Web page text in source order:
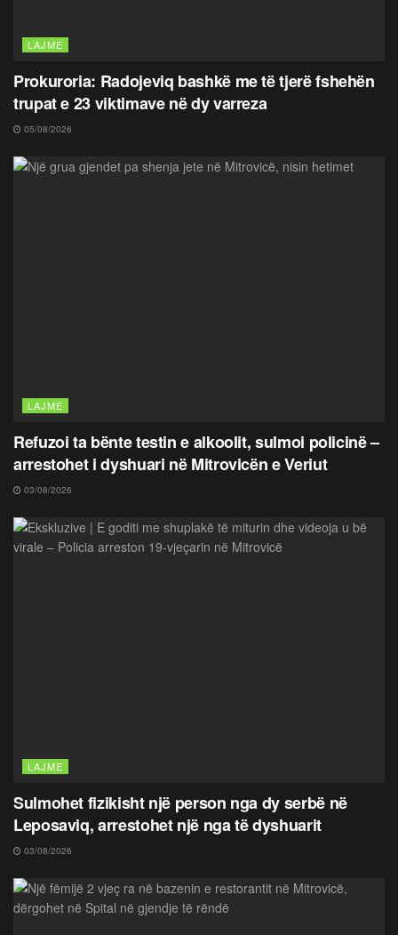
LAJME
Prokuroria: Radojeviq bashkë me të tjerë fshehën
trupat e 23 viktimave në dy varreza
05/08/2026
LAJME
Refuzoi ta bënte testin e alkoolit, sulmoi policinë –
arrestohet i dyshuari në Mitrovicën e Veriut
03/08/2026
LAJME
Sulmohet fizikisht një person nga dy serbë në
Leposaviq, arrestohet një nga të dyshuarit
03/08/2026